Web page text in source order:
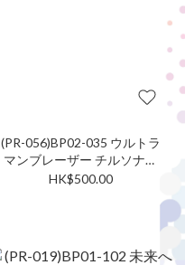
(PR-056)BP02-035 ウルトラ
マンブレーザー チルソナイ
トソード SP
HK$500.00